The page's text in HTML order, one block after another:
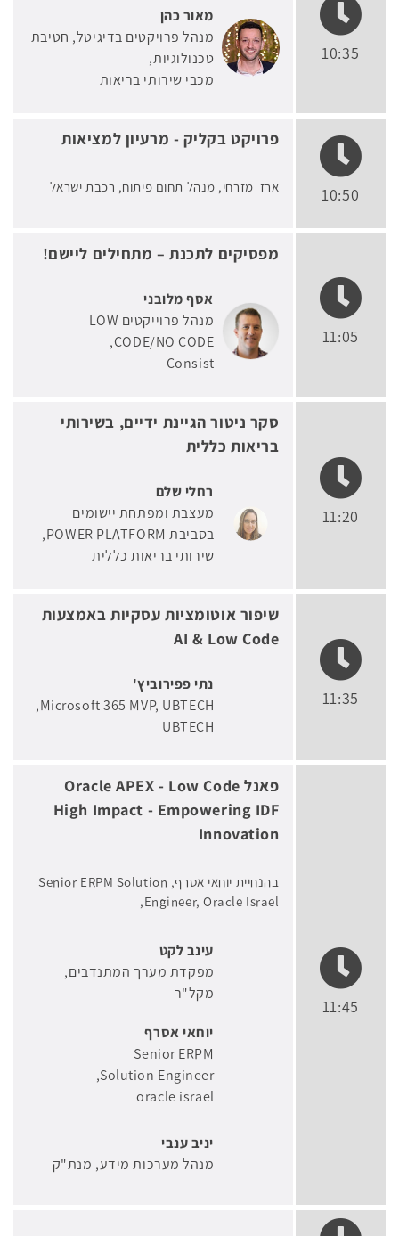
10:35
מאור כהן
מנהל פרויקטים בדיגיטל, חטיבת
טכנולוגיות
מכבי שירותי בריאות
10:50
פרויקט בקליק - מרעיון למציאות
ארז מזרחי, מנהל תחום פיתוח, רכבת ישראל
11:05
מפסיקים לתכנת – מתחילים ליישם!
אסף מלובני
מנהל פרוייקטים LOW
CODE/NO CODE
Consist
11:20
סקר ניטור הגיינת ידיים, בשירותי
בריאות כללית
רחלי שלם
מעצבת ומפתחת יישומים
בסביבת POWER PLATFORM
שירותי בריאות כללית
11:35
שיפור אוטומציות עסקיות באמצעות
AI & Low Code
נתי פפירוביץ'
Microsoft 365 MVP, UBTECH
UBTECH
11:45
פאנל Oracle APEX - Low Code
High Impact - Empowering IDF
Innovation
בהנחיית יוחאי אסרף, Senior ERPM Solution
Engineer, Oracle Israel,
עינב לקט
מפקדת מערך המתנדבים
מקל"ר
יוחאי אסרף
Senior ERPM
Solution Engineer
oracle israel
יניב ענבי
מנהל מערכות מידע מנת"ק